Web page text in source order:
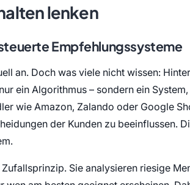
lenken
Empfehlungssysteme
an. Doch was viele nicht wissen:
ein Algorithmus – sondern ein
wie Amazon, Zalando oder Google
der Kunden zu beeinflussen.
Sie analysieren riesige